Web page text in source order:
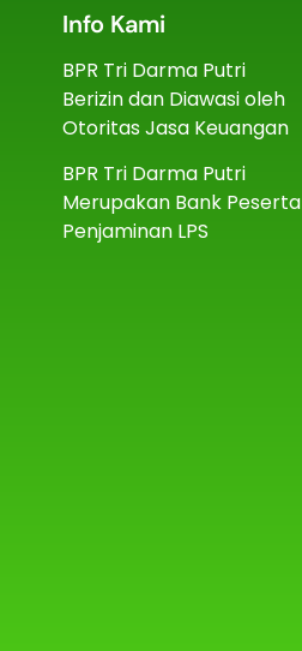
Info Kami
BPR Tri Darma Putri
Berizin dan Diawasi oleh
Otoritas Jasa Keuangan
BPR Tri Darma Putri
Merupakan Bank Peserta
Penjaminan LPS